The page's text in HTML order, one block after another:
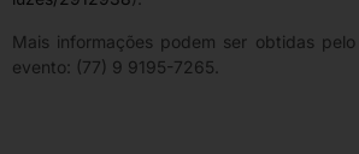
Mais informações podem ser obtidas
evento: (77) 9 9195-7265.